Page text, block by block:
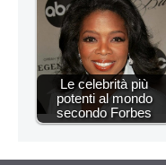
Le celebrità più
potenti al mondo
secondo Forbes